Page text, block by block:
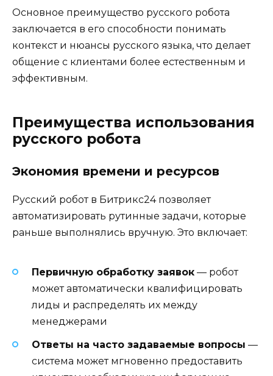
Основное преимущество русского робота
заключается в его способности понимать
контекст и нюансы русского языка, что делает
общение с клиентами более естественным и
эффективным.
Преимущества использования
русского робота
Экономия времени и ресурсов
Русский робот в Битрикс24 позволяет
автоматизировать рутинные задачи, которые
раньше выполнялись вручную. Это включает:
Первичную обработку заявок — робот
может автоматически квалифицировать
лиды и распределять их между
менеджерами
Ответы на часто задаваемые вопросы —
система может мгновенно предоставить